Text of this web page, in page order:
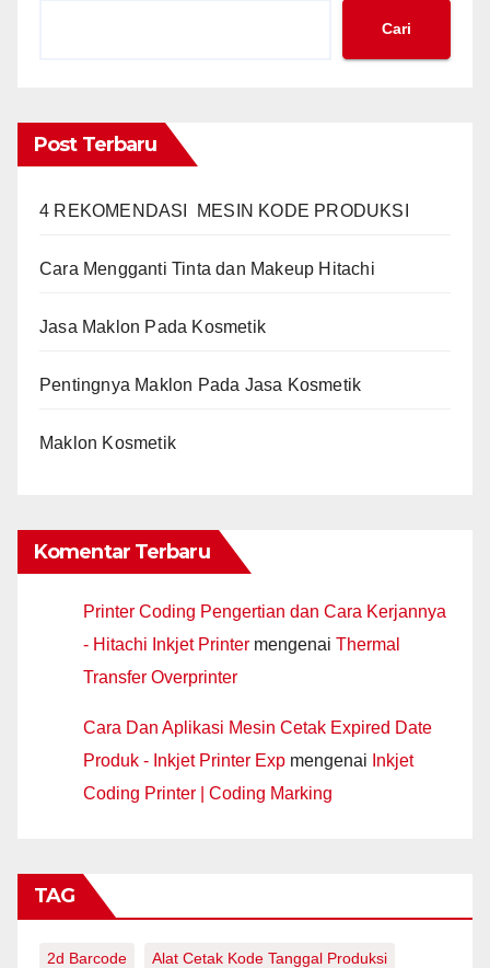
Cari
Post Terbaru
4 REKOMENDASI MESIN KODE PRODUKSI
Cara Mengganti Tinta dan Makeup Hitachi
Jasa Maklon Pada Kosmetik
Pentingnya Maklon Pada Jasa Kosmetik
Maklon Kosmetik
Komentar Terbaru
Printer Coding Pengertian dan Cara Kerjannya
- Hitachi Inkjet Printer mengenai Thermal
Transfer Overprinter
Cara Dan Aplikasi Mesin Cetak Expired Date
Produk - Inkjet Printer Exp mengenai Inkjet
Coding Printer | Coding Marking
TAG
2d Barcode Alat Cetak Kode Tanggal Produksi